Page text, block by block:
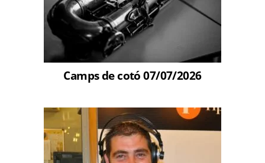
Camps de cotó 07/07/2026